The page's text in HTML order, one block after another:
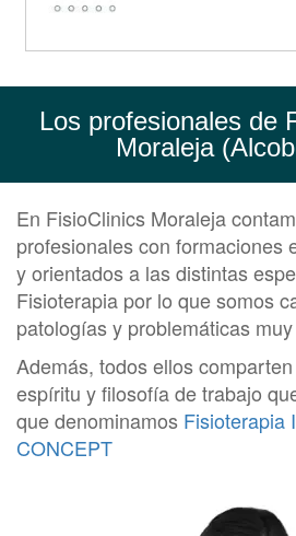
Los profesionales de
Moraleja
En FisioClinics Moraleja
profesionales con formaciones
y orientados a las distintas
Fisioterapia por lo que somos
patologías y problemáticas
Además, todos ellos
espíritu y filosofía de trabajo
que denominamos Fisioterapia
CONCEPT